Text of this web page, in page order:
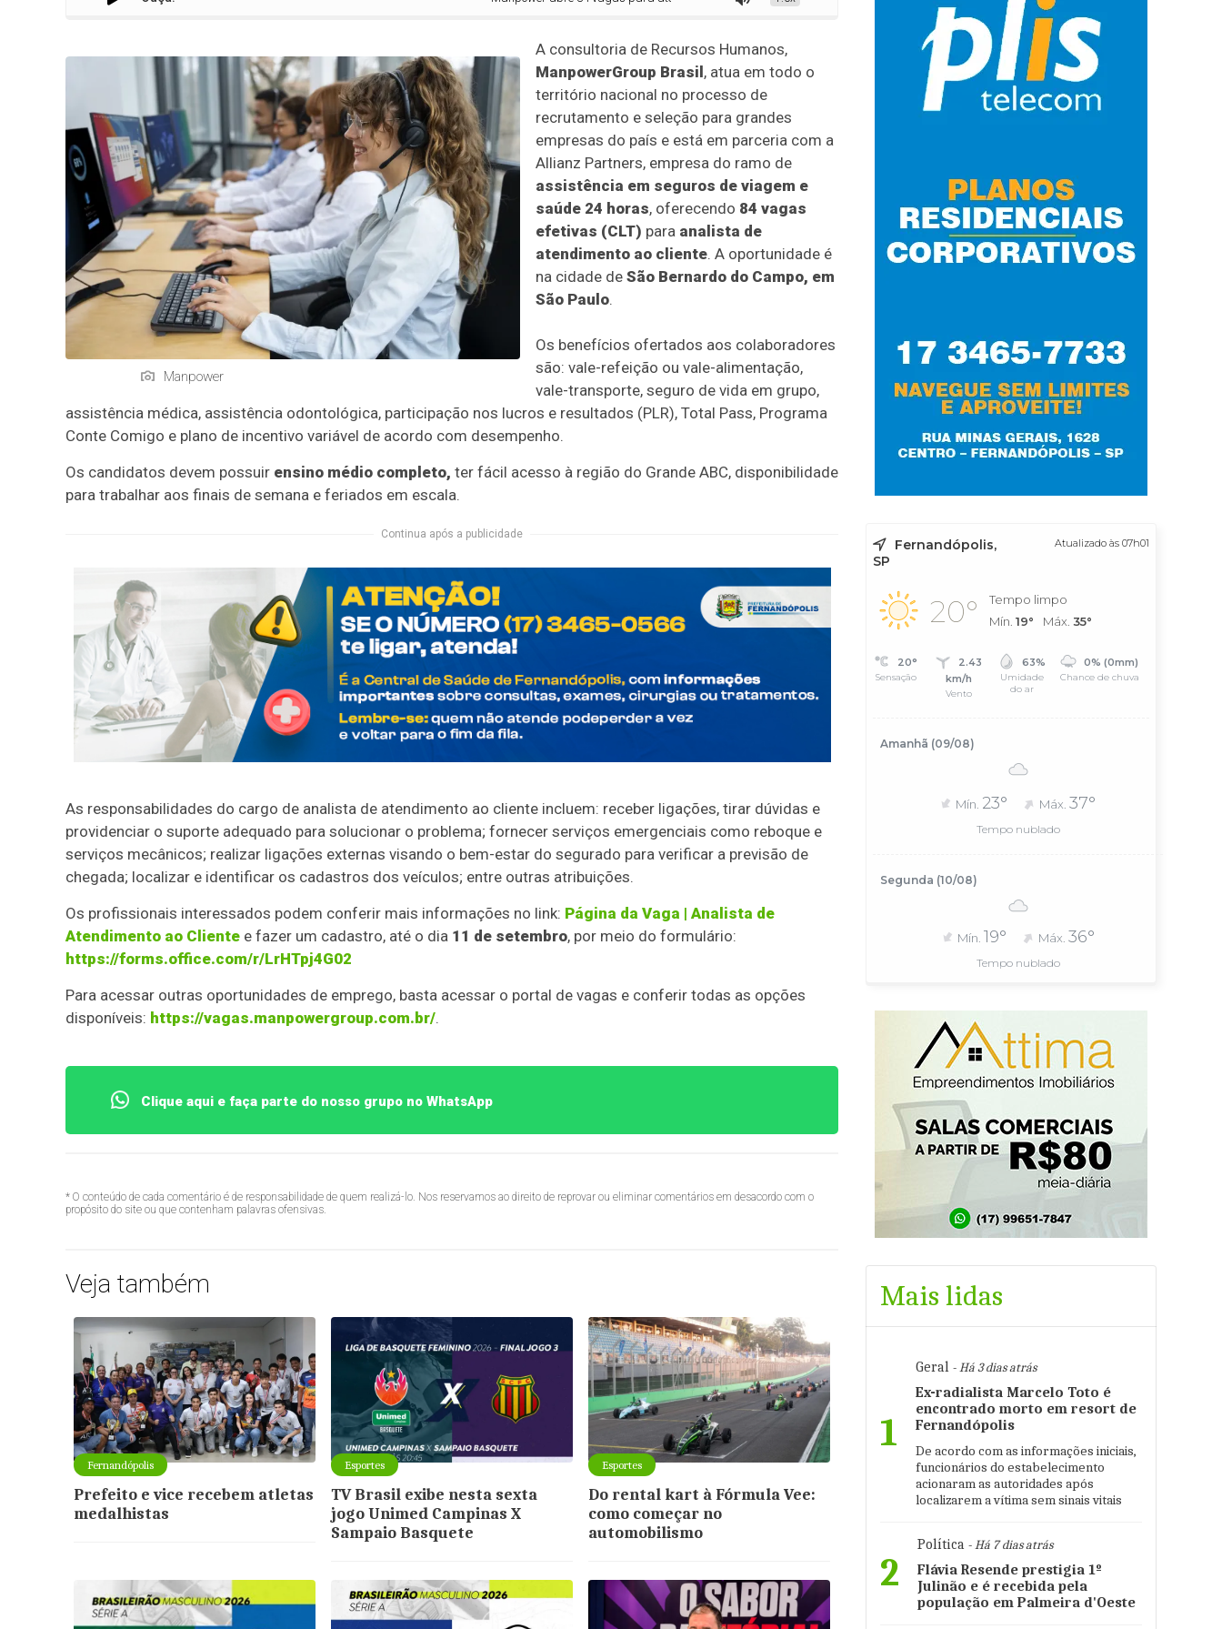
Manpower
A consultoria de Recursos Humanos,
ManpowerGroup Brasil , atua em todo o
território nacional no processo de
recrutamento e seleção para grandes
empresas do país e está em parceria com a
Allianz Partners, empresa do ramo de
assistência em seguros de viagem e
saúde 24 horas, oferecendo 84 vagas
efetivas (CLT) para analista de
atendimento ao cliente. A oportunidade é
na cidade de São Bernardo do Campo, em
São Paulo.
Os benefícios ofertados aos colaboradores
são: vale-refeição ou vale-alimentação,
vale-transporte, seguro de vida em grupo,
assistência médica, assistência odontológica, participação nos lucros e resultados (PLR), Total Pass, Programa
Conte Comigo e plano de incentivo variável de acordo com desempenho.
Os candidatos devem possuir ensino médio completo, ter fácil acesso à região do Grande ABC, disponibilidade
para trabalhar aos finais de semana e feriados em escala.
Continua após a publicidade
As responsabilidades do cargo de analista de atendimento ao cliente incluem: receber ligações, tirar dúvidas e
providenciar o suporte adequado para solucionar o problema; fornecer serviços emergenciais como reboque e
serviços mecânicos; realizar ligações externas visando o bem-estar do segurado para verificar a previsão de
chegada; localizar e identificar os cadastros dos veículos; entre outras atribuições.
Os profissionais interessados podem conferir mais informações no link: Página da Vaga | Analista de
Atendimento ao Cliente e fazer um cadastro, até o dia 11 de setembro, por meio do formulário:
https://forms.office.com/r/LrHTpj4G02
Para acessar outras oportunidades de emprego, basta acessar o portal de vagas e conferir todas as opções
disponíveis: https://vagas.manpowergroup.com.br/.
Clique aqui e faça parte do nosso grupo no WhatsApp
* O conteúdo de cada comentário é de responsabilidade de quem realizá-lo. Nos reservamos ao direito de reprovar ou eliminar comentários em desacordo com o
propósito do site ou que contenham palavras ofensivas.
Veja também
Fernandópolis
Prefeito e vice recebem atletas
medalhistas
Esportes
TV Brasil exibe nesta sexta
jogo Unimed Campinas X
Sampaio Basquete
Esportes
Do rental kart à Fórmula Vee:
como começar no
automobilismo
Fernandópolis,
SP
Atualizado às 07h01
20°
Tempo limpo
Mín. 19° Máx. 35°
20°
Sensação
2.43
km/h
Vento
63%
Umidade
do ar
0% (0mm)
Chance de chuva
Amanhã (09/08)
Mín. 23° Máx.37°
Tempo nublado
Segunda (10/08)
Mín. 19° Máx. 36°
Tempo nublado
Mais lidas
1
Geral - Há 3 dias atrás
Ex-radialista Marcelo Toto é
encontrado morto em resort de
Fernandópolis
De acordo com as informações iniciais,
funcionários do estabelecimento
acionaram as autoridades após
localizarem a vítima sem sinais vitais
2
Política - Há 7 dias atrás
Flávia Resende prestigia 1º
Julinão e é recebida pela
população em Palmeira d'Oeste